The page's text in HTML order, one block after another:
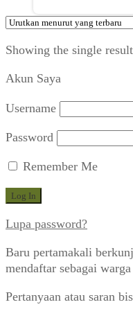
Showing the single result
Akun Saya
Username
Password
Remember Me
Lupa password?
Baru pertamakali
mendaftar sebagai
Pertanyaan atau saran